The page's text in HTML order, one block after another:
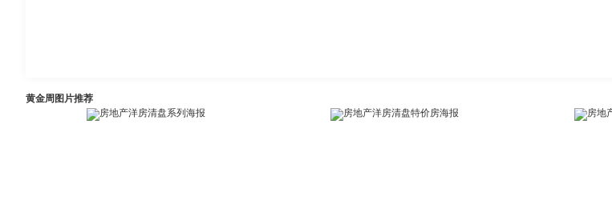
黄金周图片推荐